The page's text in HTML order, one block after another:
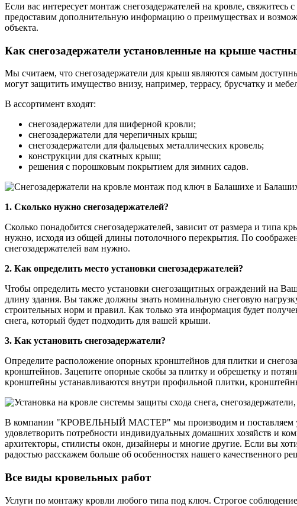
Если вас интересует монтаж снегозадержателей на кровле,
предоставим дополнительную информацию о преимуществах и
объекта.
Как снегозадержатели установленные на крыше
Мы считаем, что снегозадержатели для крыш являются самым
могут защитить имущество внизу, например, террасу, брусчатку и
В ассортимент входят:
снегозадержатели для шиферной кровли;
снегозадержатели для черепичных крыш;
снегозадержатели для фальцевых металлических кровель;
конструкции для скатных крыш;
решения с порошковым покрытием для зимних садов.
1. Сколько нужно снегозадержателей?
Сколько понадобится снегозадержателей, зависит от размера и
нужно, исходя из общей длины потолочного перекрытия. По
снегозадержателей вам нужно.
2. Как определить место установки снегозадержателей?
Чтобы определить место установки снегозащитных ограждений на
длину здания. Вы также должны знать номинальную снеговую
строительных норм и правил. Как только эта информация будет
снега, который будет подходить для вашей крыши.
3. Как установить снегозадержатели?
Определите расположение опорных кронштейнов для плитки и
кронштейнов. Зацепите опорные скобы за плитку и обрешетку и
кронштейны устанавливаются внутри профильной плитки,
В компании "КРОВЕЛЬНЫЙ МАСТЕР" мы производим и поставляем
удовлетворить потребности индивидуальных домашних хозяйств и
архитекторы, стилисты окон, дизайнеры и многие другие. Если вы
радостью расскажем больше об особенностях нашего качественного
Все виды кровельных работ
Услуги по монтажу кровли любого типа под ключ. Строгое